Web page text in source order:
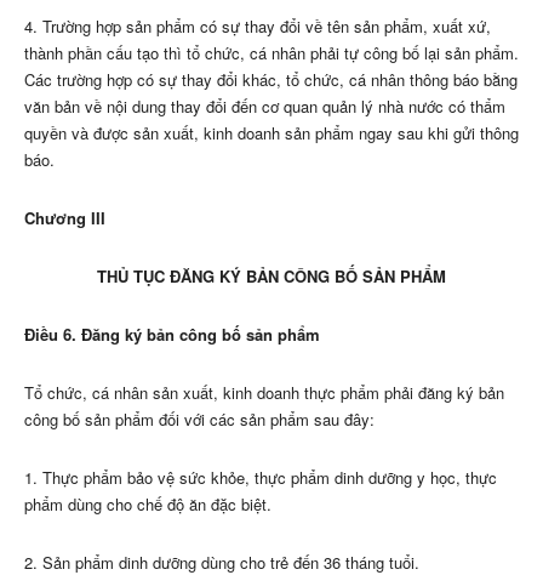
4. Trường hợp sản phẩm có sự thay đổi về tên sản phẩm, xuất xứ,
thành phần cấu tạo thì tổ chức, cá nhân phải tự công bố lại sản phẩm.
Các trường hợp có sự thay đổi khác, tổ chức, cá nhân thông báo bằng
văn bản về nội dung thay đổi đến cơ quan quản lý nhà nước có thẩm
quyền và được sản xuất, kinh doanh sản phẩm ngay sau khi gửi thông
báo.
Chương III
THỦ TỤC ĐĂNG KÝ BẢN CÔNG BỐ SẢN PHẨM
Điều 6. Đăng ký bản công bố sản phẩm
Tổ chức, cá nhân sản xuất, kinh doanh thực phẩm phải đăng ký bản
công bố sản phẩm đối với các sản phẩm sau đây:
1. Thực phẩm bảo vệ sức khỏe, thực phẩm dinh dưỡng y học, thực
phẩm dùng cho chế độ ăn đặc biệt.
2. Sản phẩm dinh dưỡng dùng cho trẻ đến 36 tháng tuổi.